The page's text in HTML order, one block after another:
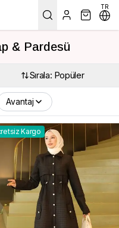
TR
& Pardesü
Sırala: Popüler
Avantaj
Kargo